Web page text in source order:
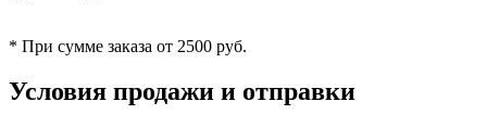
* При сумме заказа от 2500 руб.
Условия продажи и отправки